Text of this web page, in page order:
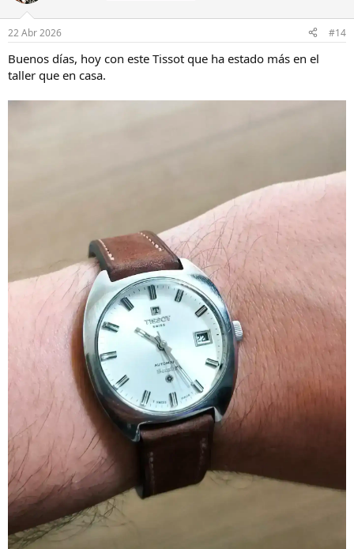
o
n
e
s
22 Abr 2026 #14
Buenos días, hoy con este Tissot que ha estado más en el
taller que en casa.